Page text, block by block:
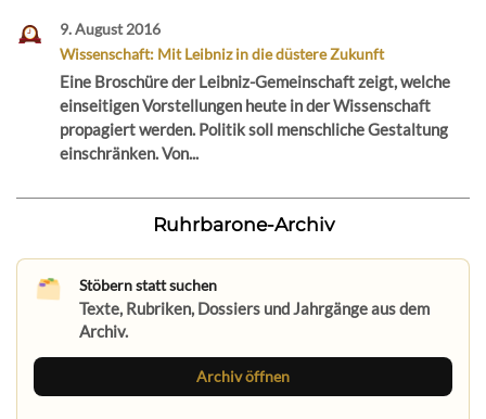
9. August 2016
Wissenschaft: Mit Leibniz in die düstere Zukunft
Eine Broschüre der Leibniz-Gemeinschaft zeigt, welche
einseitigen Vorstellungen heute in der Wissenschaft
propagiert werden. Politik soll menschliche Gestaltung
einschränken. Von...
Ruhrbarone-Archiv
Stöbern statt suchen
Texte, Rubriken, Dossiers und Jahrgänge aus dem
Archiv.
Archiv öffnen